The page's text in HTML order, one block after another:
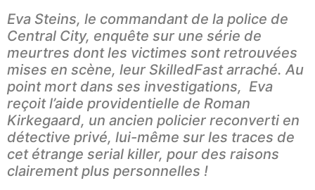
Eva Steins, le commandant de la police de
Central City, enquête sur une série de
meurtres dont les victimes sont retrouvées
mises en scène, leur SkilledFast arraché. Au
point mort dans ses investigations, Eva
reçoit l’aide providentielle de Roman
Kirkegaard, un ancien policier reconverti en
détective privé, lui-même sur les traces de
cet étrange serial killer, pour des raisons
clairement plus personnelles !